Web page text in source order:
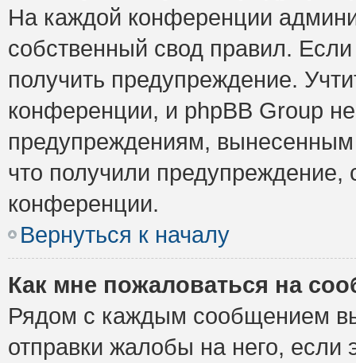
На каждой конференции
собственный свод правил.
получить предупреждение.
конференции, и phpBB Group
предупреждениям,
что получили предупреждение,
конференции.
Вернуться к началу
Как мне пожаловаться на
Рядом с каждым сообщением
отправки жалобы на него,